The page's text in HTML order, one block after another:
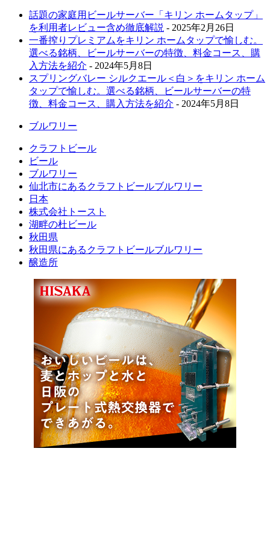
話題の家庭用ビールサーバー「キリン ホームタップ」
を利用者レビュー含め徹底解説 - 2025年2月26日
一番搾りプレミアムをキリン ホームタップで愉しむ。
選べる銘柄、ビールサーバーの特徴、料金コース、購
入方法を紹介 - 2024年5月8日
スプリングバレー シルクエール＜白＞をキリン ホーム
タップで愉しむ。選べる銘柄、ビールサーバーの特
徴、料金コース、購入方法を紹介 - 2024年5月8日
ブルワリー
クラフトビール
ビール
ブルワリー
仙北市にあるクラフトビールブルワリー
日本
株式会社トースト
湖畔の杜ビール
秋田県
秋田県にあるクラフトビールブルワリー
醸造所